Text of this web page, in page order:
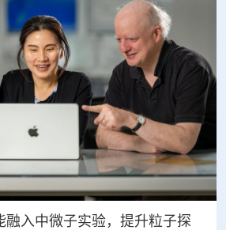
融入中微子实验，提升粒子探